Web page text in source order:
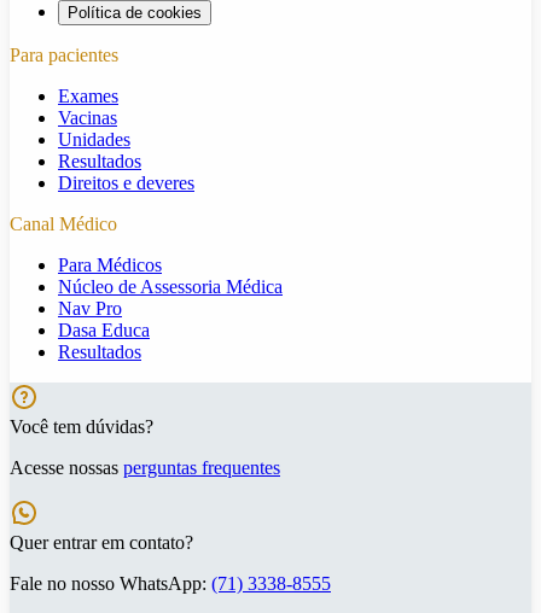
Política de cookies
Para pacientes
Exames
Vacinas
Unidades
Resultados
Direitos e deveres
Canal Médico
Para Médicos
Núcleo de Assessoria Médica
Nav Pro
Dasa Educa
Resultados
Você tem dúvidas?
Acesse nossas perguntas frequentes
Quer entrar em contato?
Fale no nosso WhatsApp: (71) 3338-8555